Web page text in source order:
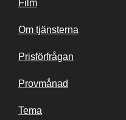
Film
Om tjänsterna
Prisförfrågan
Provmånad
Tema